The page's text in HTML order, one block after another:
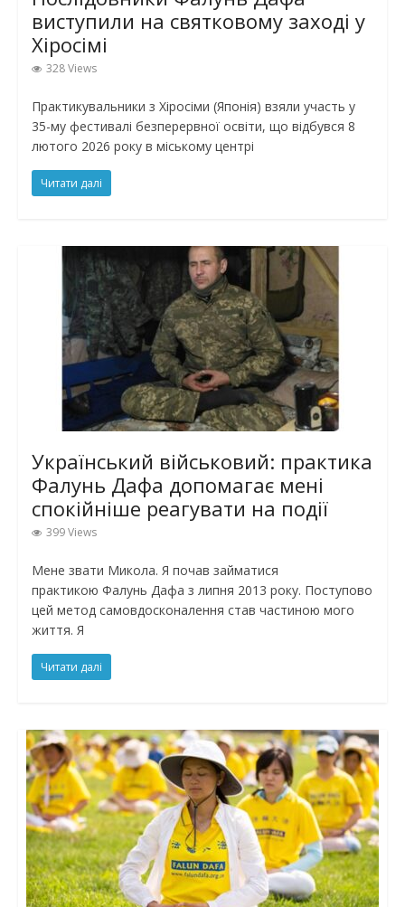
виступили на святковому заході у
Хіросімі
328 Views
Практикувальники з Хіросіми (Японія) взяли участь у
35-му фестивалі безперервної освіти, що відбувся 8
лютого 2026 року в міському центрі
Читати далі
Український військовий: практика
Фалунь Дафа допомагає мені
спокійніше реагувати на події
399 Views
Мене звати Микола. Я почав займатися
практикою Фалунь Дафа з липня 2013 року. Поступово
цей метод самовдосконалення став частиною мого
життя. Я
Читати далі